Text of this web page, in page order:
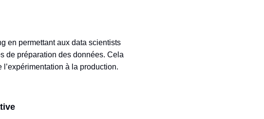
en permettant aux data scientists
de préparation des données. Cela
à la production.